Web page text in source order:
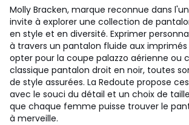
Molly Bracken, marque reconnue dans
invite à explorer une collection de
en style et en diversité. Exprimer
à travers un pantalon fluide aux
opter pour la coupe palazzo aérienne ou
classique pantalon droit en noir, toutes
de style assurées. La Redoute propose
avec le souci du détail et un choix de
que chaque femme puisse trouver le
à merveille.